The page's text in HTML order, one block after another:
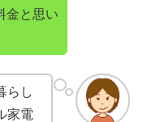
金と思い
らし
家電